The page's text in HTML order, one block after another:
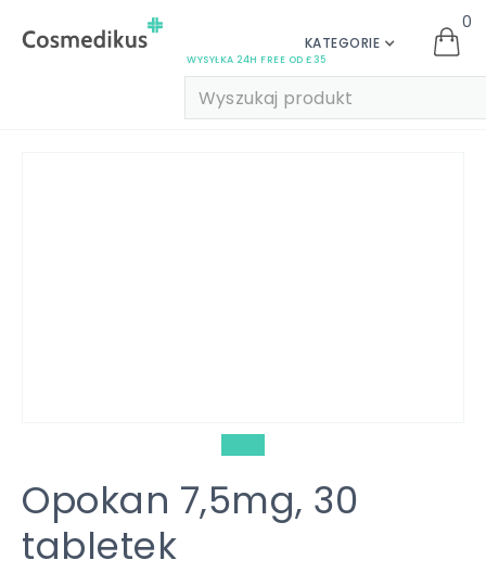
WYSYŁKA 24H FREE OD £35
KATEGORIE
0
Opokan 7,5mg, 30
tabletek